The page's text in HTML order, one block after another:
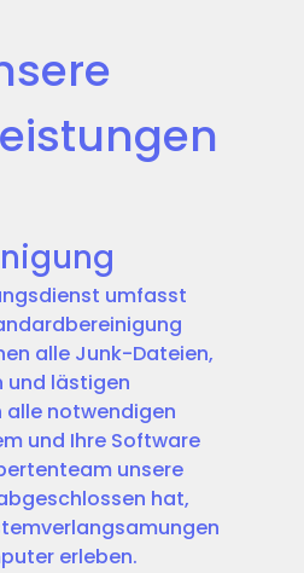
umfasst
alle Junk-Dateien,
und lästigen
alle notwendigen
und Ihre Software
unsere
hat,
erleben.